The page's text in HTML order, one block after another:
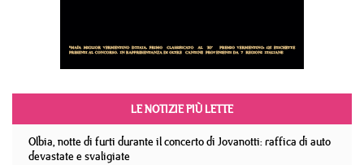
LE NOTIZIE PIÙ LETTE
Olbia, notte di furti durante il concerto di Jovanotti: raffica di auto
devastate e svaligiate